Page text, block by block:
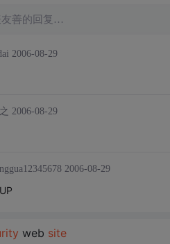
友善的回复…
2006-08-29
2006-08-29
2006-08-29
web site